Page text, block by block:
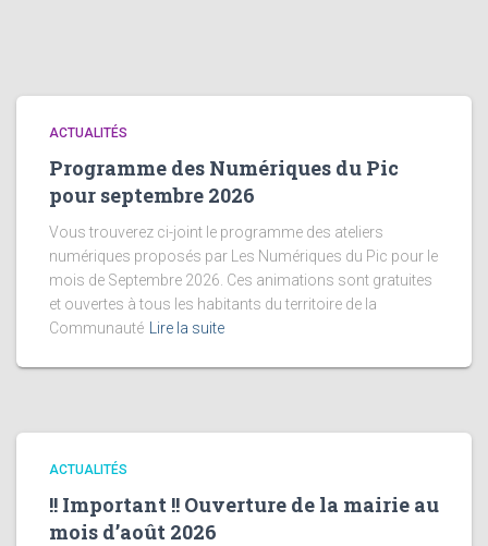
ACTUALITÉS
Programme des Numériques du Pic
pour septembre 2026
Vous trouverez ci-joint le programme des ateliers
numériques proposés par Les Numériques du Pic pour le
mois de Septembre 2026. Ces animations sont gratuites
et ouvertes à tous les habitants du territoire de la
Communauté
Lire la suite
ACTUALITÉS
!! Important !! Ouverture de la mairie au
mois d’août 2026